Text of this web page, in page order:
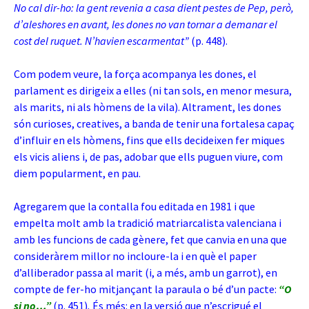
No cal dir-ho: la gent revenia a casa dient pestes de Pep, però,
d’aleshores en avant, les dones no van tornar a demanar el
cost del ruquet. N’havien escarmentat” (p. 448).
Com podem veure, la força acompanya les dones, el
parlament es dirigeix a elles (ni tan sols, en menor mesura,
als marits, ni als hòmens de la vila). Altrament, les dones
són curioses, creatives, a banda de tenir una fortalesa capaç
d’influir en els hòmens, fins que ells decideixen fer miques
els vicis aliens i, de pas, adobar que ells puguen viure, com
diem popularment, en pau.
Agregarem que la contalla fou editada en 1981 i que
empelta molt amb la tradició matriarcalista valenciana i
amb les funcions de cada gènere, fet que canvia en una que
consideràrem millor no incloure-la i en què el paper
d’alliberador passa al marit (i, a més, amb un garrot), en
compte de fer-ho mitjançant la paraula o bé d’un pacte: “O
si no…”(p. 451). És més: en la versió que n’escrigué el